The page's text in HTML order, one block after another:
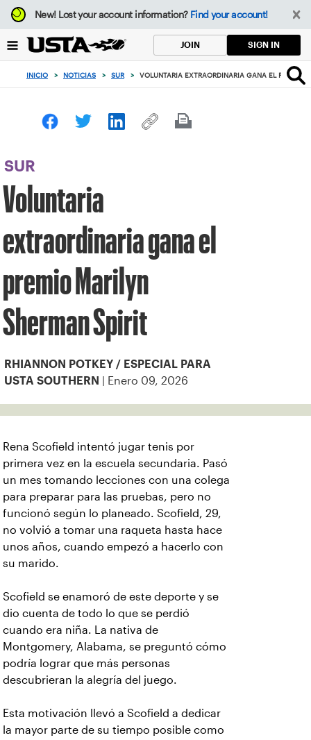
Enfoque
desde
botón
volver
principio
New!Lost your account information? Find your account!
JOIN SIGN IN
INICIO > NOTICIAS > SUR > VOLUNTARIA EXTRAORDINARIA GANA EL PREMIO
SUR
Voluntaria
extraordinaria gana el
premio Marilyn
Sherman Spirit
RHIANNON POTKEY / ESPECIAL PARA
USTA SOUTHERN | Enero 09, 2026
Rena Scofield intentó jugar tenis por
primera vez en la escuela secundaria. Pasó
un mes tomando lecciones con una colega
para preparar para las pruebas, pero no
funcionó según lo planeado. Scofield, 29,
no volvió a tomar una raqueta hasta hace
unos años, cuando empezó a hacerlo con
su marido.
Scofield se enamoró de este deporte y se
dio cuenta de todo lo que se perdió
cuando era niña. La nativa de
Montgomery, Alabama, se preguntó cómo
podría lograr que más personas
descubrieran la alegría del juego.
Esta motivación llevó a Scofield a dedicar
la mayor parte de su tiempo posible como